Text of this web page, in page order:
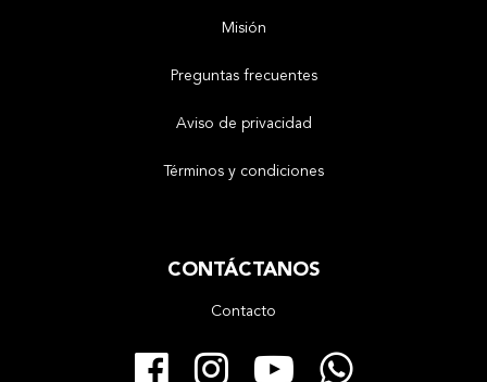
Misión
Preguntas frecuentes
Aviso de privacidad
Términos y condiciones
CONTÁCTANOS
Contacto
Facebook
Instagram
YouTube